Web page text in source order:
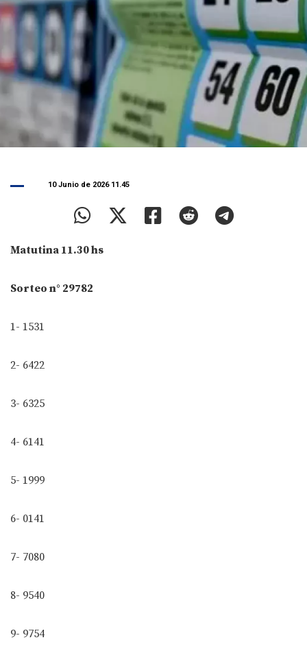
10 Junio de 2026 11.45
Matutina 11.30 hs
Sorteo n° 29782
1- 1531
2- 6422
3- 6325
4- 6141
5- 1999
6- 0141
7- 7080
8- 9540
9- 9754